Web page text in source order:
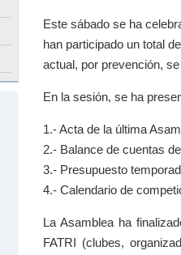
Este sábado se ha
han participado un total
actual, por prevención,
En la sesión, se ha
1.- Acta de la última
2.- Balance de cuentas
3.- Presupuesto
4.- Calendario de
La Asamblea ha
FATRI (clubes,